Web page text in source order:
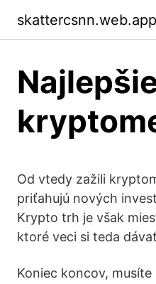
skattercsnn.web.app
Od vtedy zažili
priťahujú nových
Krypto trh je však
ktoré veci si teda
Koniec koncov,